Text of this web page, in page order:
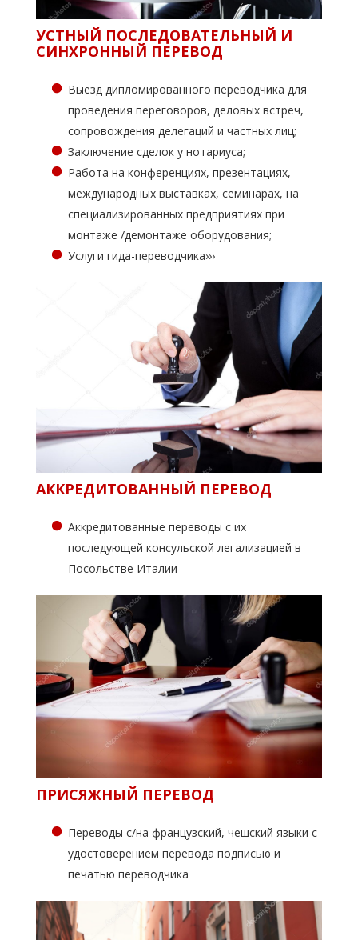
УСТНЫЙ ПОСЛЕДОВАТЕЛЬНЫЙ И
СИНХРОННЫЙ ПЕРЕВОД
Выезд дипломированного переводчика для
проведения переговоров, деловых встреч,
сопровождения делегаций и частных лиц;
Заключение сделок у нотариуса;
Работа на конференциях, презентациях,
международных выставках, семинарах, на
специализированных предприятиях при
монтаже /демонтаже оборудования;
Услуги гида-переводчика›››
АККРЕДИТОВАННЫЙ ПЕРЕВОД
Аккредитованные переводы с их
последующей консульской легализацией в
Посольстве Италии
ПРИСЯЖНЫЙ ПЕРЕВОД
Переводы с/на французский, чешский языки с
удостоверением перевода подписью и
печатью переводчика